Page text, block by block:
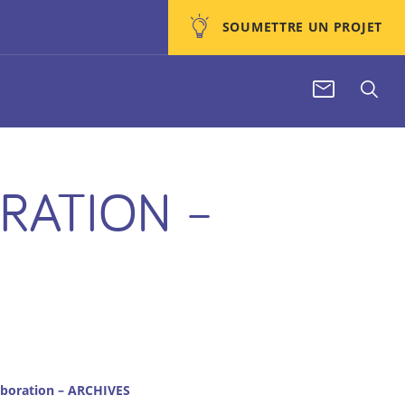
SOUMETTRE UN PROJET
–
– ARCHIVES